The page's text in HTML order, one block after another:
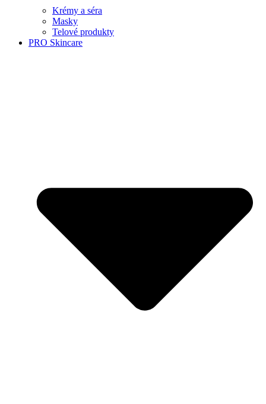
Krémy a séra
Masky
Telové produkty
PRO Skincare